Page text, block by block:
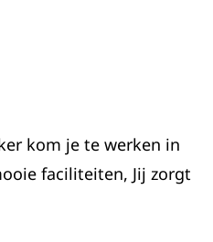
kom je te werken in
faciliteiten, Jij zorgt